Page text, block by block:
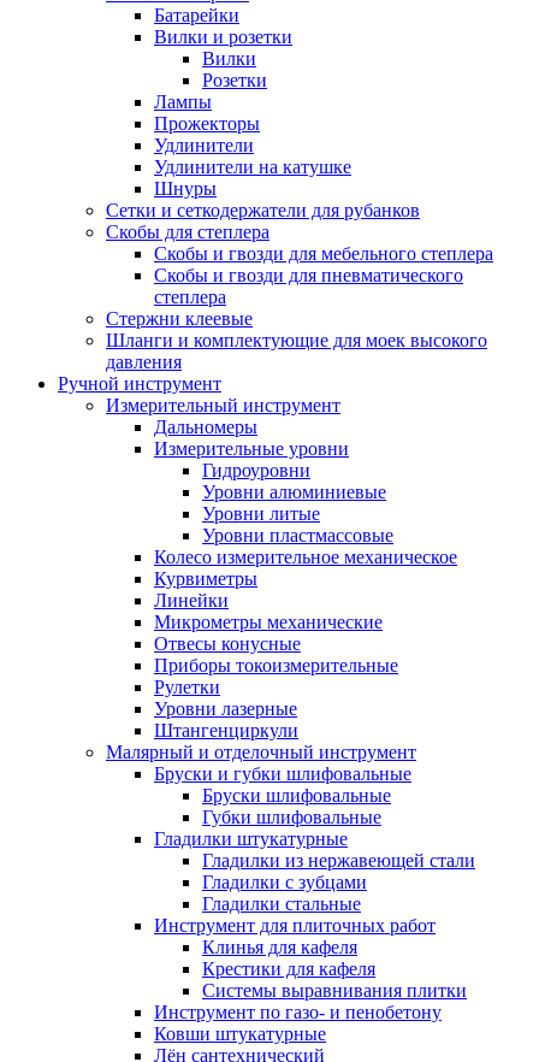
Батарейки
Вилки и розетки
Вилки
Розетки
Лампы
Прожекторы
Удлинители
Удлинители на катушке
Шнуры
Сетки и сеткодержатели для рубанков
Скобы для степлера
Скобы и гвозди для мебельного степлера
Скобы и гвозди для пневматического
степлера
Стержни клеевые
Шланги и комплектующие для моек высокого
давления
Ручной инструмент
Измерительный инструмент
Дальномеры
Измерительные уровни
Гидроуровни
Уровни алюминиевые
Уровни литые
Уровни пластмассовые
Колесо измерительное механическое
Курвиметры
Линейки
Микрометры механические
Отвесы конусные
Приборы токоизмерительные
Рулетки
Уровни лазерные
Штангенциркули
Малярный и отделочный инструмент
Бруски и губки шлифовальные
Бруски шлифовальные
Губки шлифовальные
Гладилки штукатурные
Гладилки из нержавеющей стали
Гладилки с зубцами
Гладилки стальные
Инструмент для плиточных работ
Клинья для кафеля
Крестики для кафеля
Системы выравнивания плитки
Инструмент по газо- и пенобетону
Ковши штукатурные
Лён сантехнический